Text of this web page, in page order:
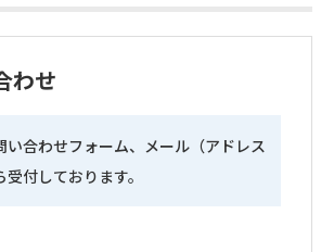
わせ
い合わせフォーム、メール（アドレス
付しております。